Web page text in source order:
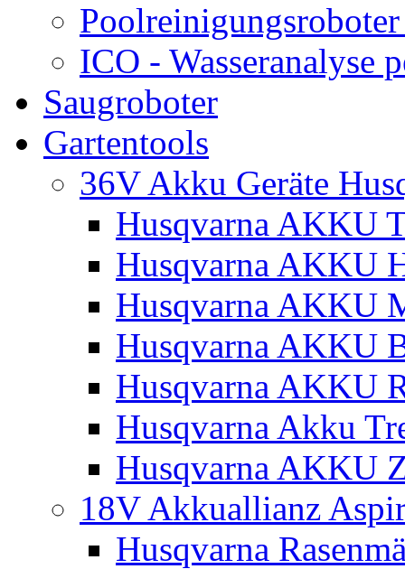
ICO - Wasseranalyse
Saugroboter
Gartentools
36V Akku Geräte
Husqvarna AKKU
Husqvarna AKKU
Husqvarna AKKU
Husqvarna AKKU
Husqvarna AKKU
Husqvarna Akku
Husqvarna AKKU
18V Akkuallianz
Husqvarna